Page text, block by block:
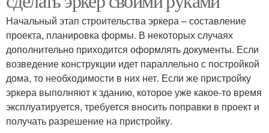
Начальный этап строительства эркера – составление
проекта, планировка формы. В некоторых случаях
дополнительно приходится оформлять документы. Если
возведение конструкции идет параллельно с постройкой
дома, то необходимости в них нет. Если же пристройку
эркера выполняют к зданию, которое уже какое-то время
эксплуатируется, требуется вносить поправки в проект и
получать разрешение на пристройку.